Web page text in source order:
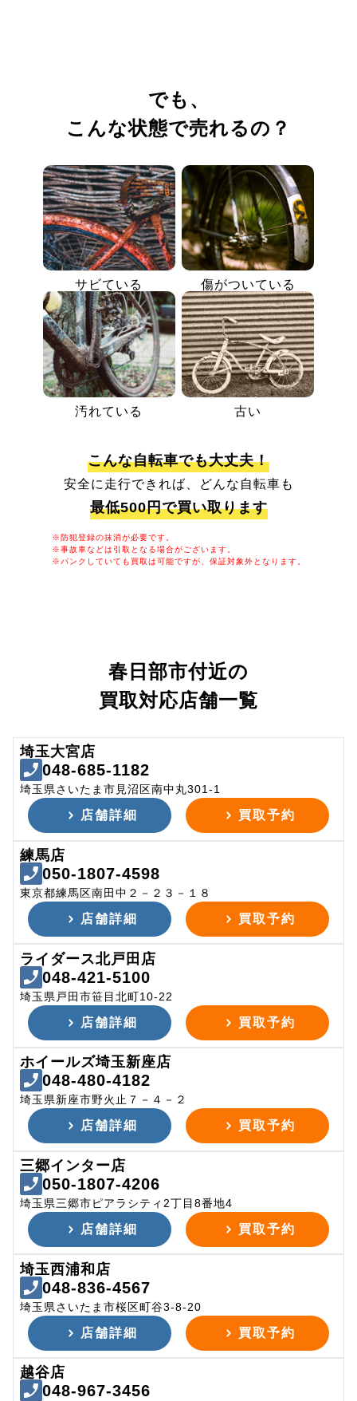
でも、
こんな状態で売れるの？
サビている 傷がついている
汚れている 古い
こんな自転車でも大丈夫！
安全に走行できれば、どんな自転車も
最低500円で買い取ります
※防犯登録の抹消が必要です。
※事故車などは引取となる場合がございます。
※パンクしていても買取は可能ですが、保証対象外となります。
春日部市付近の
買取対応店舗一覧
埼玉大宮店
048-685-1182
埼玉県さいたま市見沼区南中丸301-1
店舗詳細 買取予約
練馬店
050-1807-4598
東京都練馬区南田中２－２３－１８
店舗詳細 買取予約
ライダース北戸田店
048-421-5100
埼玉県戸田市笹目北町10-22
店舗詳細 買取予約
ホイールズ埼玉新座店
048-480-4182
埼玉県新座市野火止７－４－２
店舗詳細 買取予約
三郷インター店
050-1807-4206
埼玉県三郷市ピアラシティ2丁目8番地4
店舗詳細 買取予約
埼玉西浦和店
048-836-4567
埼玉県さいたま市桜区町谷3-8-20
店舗詳細 買取予約
越谷店
048-967-3456